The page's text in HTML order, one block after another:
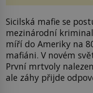
Sicilská mafie se
mezinárodní
míří do Ameriky na
mafiáni. V novém
První mrtvoly
ale záhy přijde